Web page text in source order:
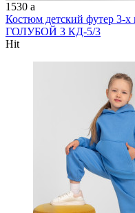
1530 a
Костюм детский футер 3-х
ГОЛУБОЙ 3 КД-5/3
Hit